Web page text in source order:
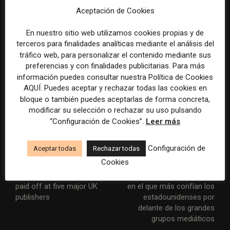
por redes sociales antes de realizar una compra (67%),
influyente en sus compras. La generación Alpha es más
partidaria de seguir influencers, con 8 de cada 10 que
lo hacen, especialmente en Instagram y TikTok. Por
último, los Millennials son los que más contacto han
tenido con el Metaverso: el 45% ha entrado alguna vez
(vs 22% en general).
paid off at five major UK
publishers
en el que más confían los
estadounidenses por
delante de los grandes
grupos mediáticos
Aceptación de Cookies
En nuestro sitio web utilizamos cookies propias y de
terceros para finalidades analíticas mediante el análisis del
tráfico web, para personalizar el contenido mediante sus
preferencias y con finalidades publicitarias. Para más
información puedes consultar nuestra Política de Cookies
AQUÍ. Puedes aceptar y rechazar todas las cookies en
bloque o también puedes aceptarlas de forma concreta,
modificar su selección o rechazar su uso pulsando
“Configuración de Cookies”. Leer más
Aceptar todas Rechazar todas
Configuración de
Cookies